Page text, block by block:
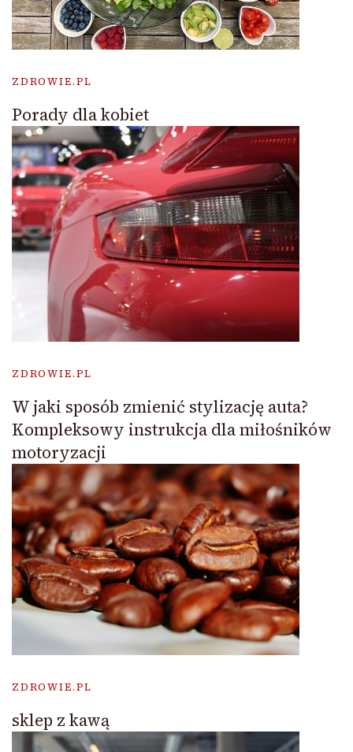
ZDROWIE.PL
Porady dla kobiet
ZDROWIE.PL
W jaki sposób zmienić stylizację auta?
Kompleksowy instrukcja dla miłośników
motoryzacji
ZDROWIE.PL
sklep z kawą